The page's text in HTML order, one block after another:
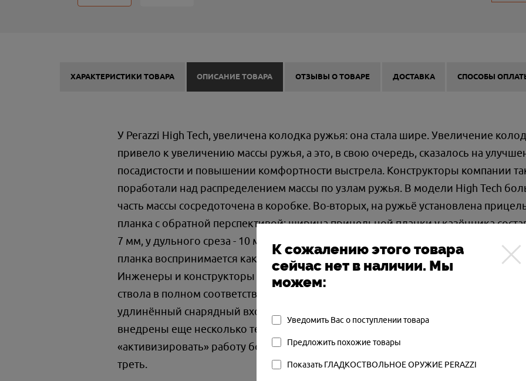
ХАРАКТЕРИСТИКИ ТОВАРА ОПИСАНИЕ ТОВАРА ОТЗЫВЫ О ТОВАРЕ ДОСТАВКА СПОСОБЫ
У Perazzi High Tech, увеличена колодка ружья: она стала шире. Увеличение
привело к увеличению массы ружья, а это, в свою очередь, сказалось на
посадистости и повышении комфортности выстрела. Конструкторы компании
поработали над распределением массы по узлам ружья. В модели High Tech
часть массы сосредоточена в коробке. Во-вторых, на ружьё установлена
планка с обратной перспективой: ширина прицельной планки у казённика
7 мм, у дульного среза - 10 мм. Когда ружьё вложено в плечо, такая прицельная
планка воспринимается как параллельная. Она облегчает стрелку обработку
Инженеры и конструкторы компании в значительной мере изменили профиль
ствола в полном соответствии с современными представлениями. Стволы
удлинённый снарядный вход, сверловку «овербор» (18,6 мм), кроме того, были
внедрены еще несколько технических решений, которые позволили
«активизировать» работу боковых дробин снопа: их резкость была повышена на
треть.
К сожалению этого товара
сейчас нет в наличии. Мы
можем:
Уведомить Вас о поступлении товара
Предложить похожие товары
Показать ГЛАДКОСТВОЛЬНОЕ ОРУЖИЕ PERAZZI